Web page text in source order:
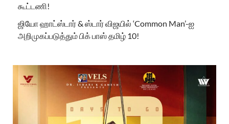
கூட்டணி!
ஜியோ ஹாட்ஸ்டார் & ஸ்டார் விஜயில் ‘Common Man’-ஐ
அறிமுகப்படுத்தும் பிக் பாஸ் தமிழ் 10!